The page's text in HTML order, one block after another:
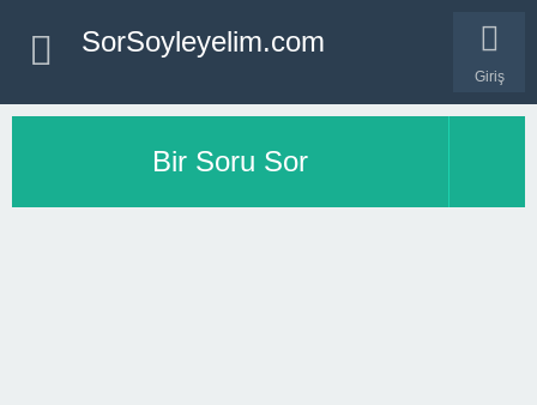
Giriş
SorSoyleyelim.com
Bir Soru Sor